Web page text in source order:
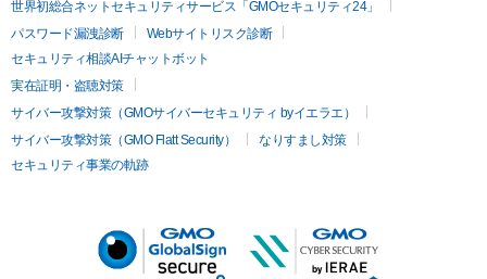
世界初総合ネットセキュリティサービス「GMOセキュリティ24」
パスワード漏洩診断
Webサイトリスク診断
セキュリティ相談AIチャットボット
実在証明・盗聴対策
サイバー攻撃対策（GMOサイバーセキュリティ byイエラエ）
サイバー攻撃対策（GMO Flatt Security）
なりすまし対策
セキュリティ事業の軌跡